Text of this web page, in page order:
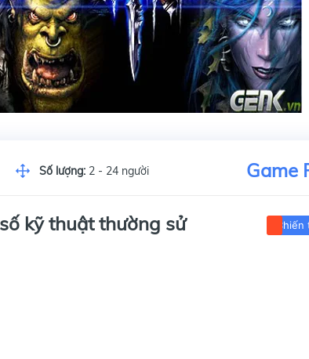
Số lượng: 2 - 24 người Game
kỹ thuật thường sử